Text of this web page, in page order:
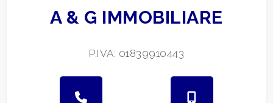
A & G IMMOBILIARE
P.IVA: 01839910443